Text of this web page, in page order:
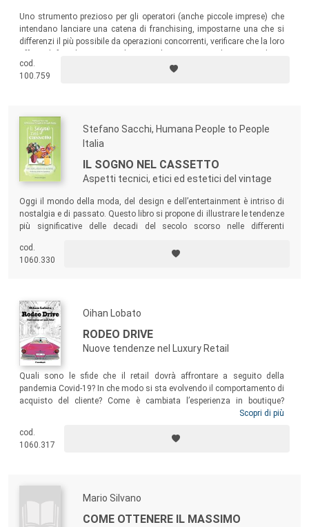
Uno strumento prezioso per gli operatori (anche piccole imprese) che
intendano lanciare una catena di franchising, impostarne una che si
differenzi il più possibile da operazioni concorrenti, verificare che la loro
di sicuro interesse anche per i consulenti di marketing, per le scuole di
formazione, per gli enti che finanziano le attività di franchising.
cod.
100.759
Stefano Sacchi, Humana People to People
Italia
IL SOGNO NEL CASSETTO
Aspetti tecnici, etici ed estetici del vintage
Oggi il mondo della moda, del design e dell’entertainment è intriso di
nostalgia e di passato. Questo libro si propone di illustrare le tendenze
più significative delle decadi del secolo scorso nelle differenti
coinvolti (donatori, acquirenti, giovani professionisti della moda) per
poter valutare e trattare con competenza i prodotti vintage.
cod.
1060.330
Oihan Lobato
RODEO DRIVE
Nuove tendenze nel Luxury Retail
Quali sono le sfide che il retail dovrà affrontare a seguito della
pandemia Covid-19? In che modo si sta evolvendo il comportamento di
acquisto del cliente? Come è cambiata l’esperienza in boutique?
L’autore affronta la nuova esperienza nel punto vendita, l’omnicanalità
sue varie sfaccettature, le nuove strategie di CRM e di clienteling volte
alla fidelizzazione del cliente digital, la gestione della performance e i
Scopri di più
cod.
1060.317
Mario Silvano
COME OTTENERE IL MASSIMO